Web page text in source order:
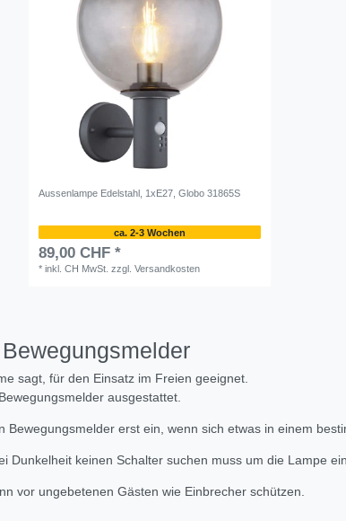
Aussenlampe Edelstahl, 1xE27, Globo 31865S
ca. 2-3 Wochen
89,00 CHF *
*inkl. CH MwSt. zzgl.Versandkosten
sagt, für den Einsatz im Freien geeignet.
ausgestattet.
Bewegungsmelder erst ein, wenn sich etwas in einem
Dunkelheit keinen Schalter suchen muss um die Lampe
vor ungebetenen Gästen wie Einbrecher schützen.